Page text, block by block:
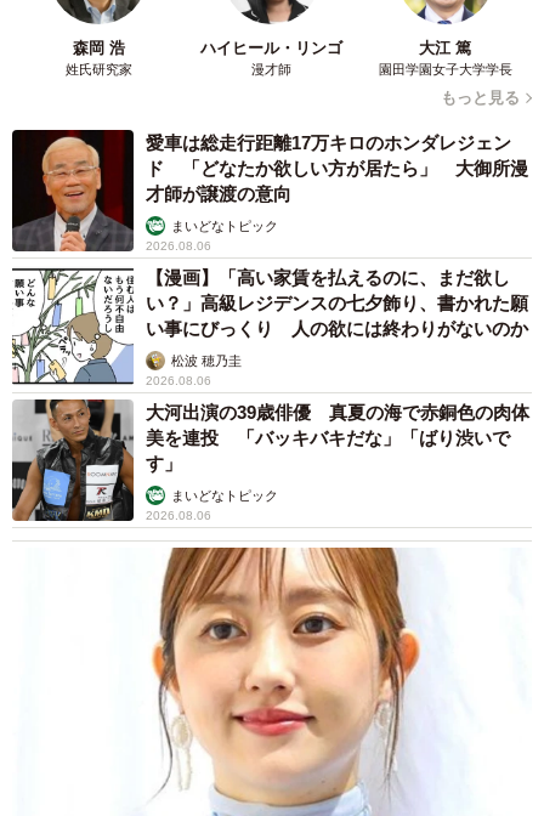
森岡 浩
姓氏研究家
ハイヒール・リンゴ
漫才師
大江 篤
園田学園女子大学学長
もっと見る
愛車は総走行距離17万キロのホンダレジェン
ド 「どなたか欲しい方が居たら」 大御所漫
才師が譲渡の意向
まいどなトピック
2026.08.06
【漫画】「高い家賃を払えるのに、まだ欲し
い？」高級レジデンスの七夕飾り、書かれた願
い事にびっくり 人の欲には終わりがないのか
松波 穂乃圭
2026.08.06
大河出演の39歳俳優 真夏の海で赤銅色の肉体
美を連投 「バッキバキだな」「ばり渋いで
す」
まいどなトピック
2026.08.06